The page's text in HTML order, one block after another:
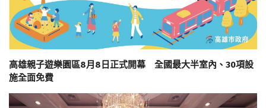
高雄親子遊樂園區8月8日正式開幕 全國最大半室內、30項設
施全面免費